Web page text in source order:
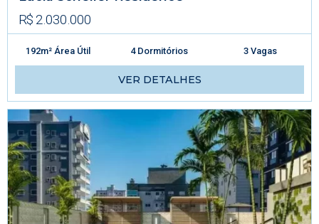
R$ 2.030.000
192m² Área Útil 4 Dormitórios 3 Vagas
VER DETALHES